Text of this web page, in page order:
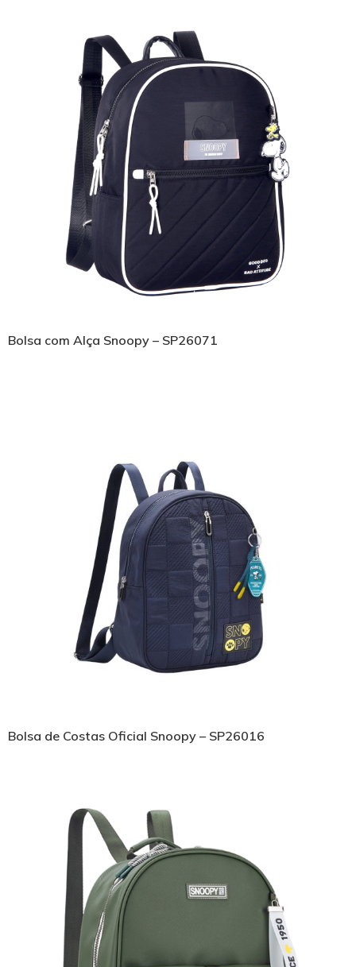
Bolsa com Alça Snoopy – SP26071
Bolsa de Costas Oficial Snoopy – SP26016